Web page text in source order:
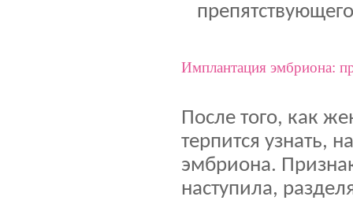
Имплантация эмбриона:
После того, как
терпится узнать,
эмбриона.
наступила,